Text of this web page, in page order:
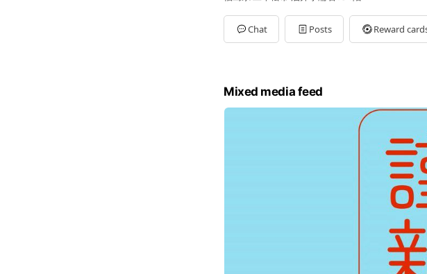
Chat Posts Reward
Mixed media feed